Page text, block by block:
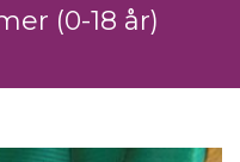
(0-18 år)